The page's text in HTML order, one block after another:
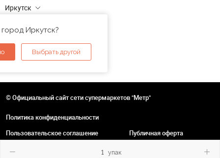
упак
Иркутск
Иркутск?
Выбрать другой
© Официальный сайт сети супермаркетов "Метр"
Политика конфиденциальности
Пользовательское соглашение
Публичная оферта